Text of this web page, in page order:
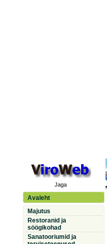
Jaga
Avaleht
Majutus
Restoranid ja
söögikohad
Sanatooriumid ja